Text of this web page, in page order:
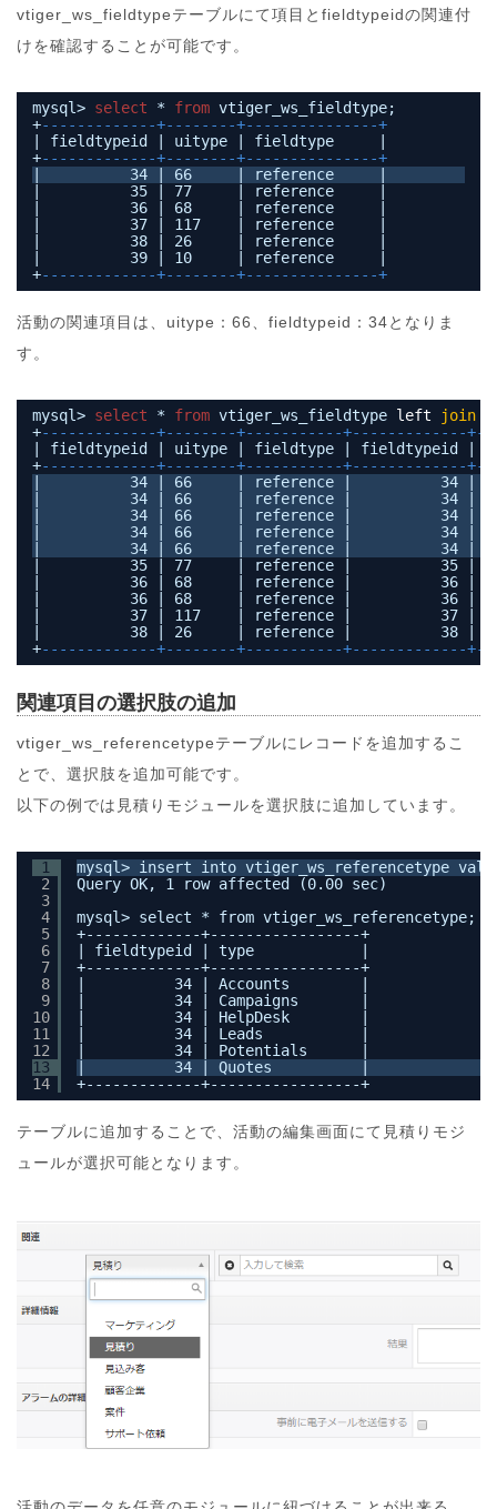
vtiger_ws_fieldtypeテーブルにて項目とfieldtypeidの関連付
けを確認することが可能です。
mysql> select * from vtiger_ws_fieldtype;
+-------------+--------+---------------+
| fieldtypeid | uitype | fieldtype     |
+-------------+--------+---------------+
|          34 | 66     | reference     |
|          35 | 77     | reference     |
|          36 | 68     | reference     |
|          37 | 117    | reference     |
|          38 | 26     | reference     |
|          39 | 10     | reference     |
+-------------+--------+---------------+
活動の関連項目は、uitype：66、fieldtypeid：34となりま
す。
mysql> select * from vtiger_ws_fieldtype left join
+-------------+--------+-----------+-------------
| fieldtypeid | uitype | fieldtype | fieldtypeid | type
+-------------+--------+-----------+-------------
|          34 | 66     | reference |          34 |
|          34 | 66     | reference |          34 |
|          34 | 66     | reference |          34 |
|          34 | 66     | reference |          34 |
|          34 | 66     | reference |          34 |
|          35 | 77     | reference |          35 |
|          36 | 68     | reference |          36 |
|          36 | 68     | reference |          36 |
|          37 | 117    | reference |          37 |
|          38 | 26     | reference |          38 |
+-------------+--------+-----------+-------------
関連項目の選択肢の追加
vtiger_ws_referencetypeテーブルにレコードを追加するこ
とで、選択肢を追加可能です。
以下の例では見積りモジュールを選択肢に追加しています。
1
2
3
4
5
6
7
8
9
10
11
12
13
14
mysql> insert into vtiger_ws_referencetype
Query OK, 1 row affected (0.00 sec)
mysql> select * from vtiger_ws_referencetype;
+-------------+-----------------+
| fieldtypeid | type            |
+-------------+-----------------+
|          34 | Accounts        |
|          34 | Campaigns       |
|          34 | HelpDesk        |
|          34 | Leads           |
|          34 | Potentials      |
|          34 | Quotes          |
+-------------+-----------------+
テーブルに追加することで、活動の編集画面にて見積りモジ
ュールが選択可能となります。